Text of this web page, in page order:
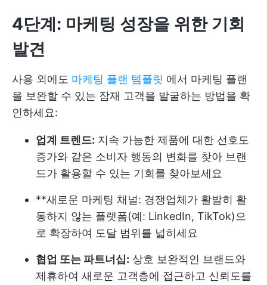
4단계: 마케팅 성장을 위한 기회
발견
사용 외에도 마케팅 플랜 템플릿 에서 마케팅 플랜
을 보완할 수 있는 잠재 고객을 발굴하는 방법을 확
인하세요:
업계 트렌드: 지속 가능한 제품에 대한 선호도
증가와 같은 소비자 행동의 변화를 찾아 브랜
드가 활용할 수 있는 기회를 찾아보세요
**새로운 마케팅 채널: 경쟁업체가 활발히 활
동하지 않는 플랫폼(예: LinkedIn, TikTok)으
로 확장하여 도달 범위를 넓히세요
협업 또는 파트너십: 상호 보완적인 브랜드와
제휴하여 새로운 고객층에 접근하고 신뢰도를